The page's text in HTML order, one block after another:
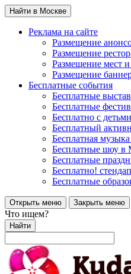
Найти в Москве
Реклама на сайте
Размещение
Размещение
Размещение мест
Размещение
Бесплатные события
Бесплатные
Бесплатные
Бесплатно с
Бесплатный
Бесплатная
Бесплатные шоу в
Бесплатные
Бесплатно!
Бесплатные
Открыть меню Закрыть меню
Что ищем?
Найти